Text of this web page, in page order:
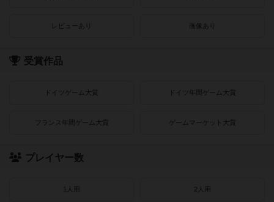
レビューあり 画像あり
受賞作品
ドイツゲーム大賞 ドイツ年間ゲーム大賞
フランス年間ゲーム大賞 ゲームマーケット大賞
プレイヤー数
1人用 2人用